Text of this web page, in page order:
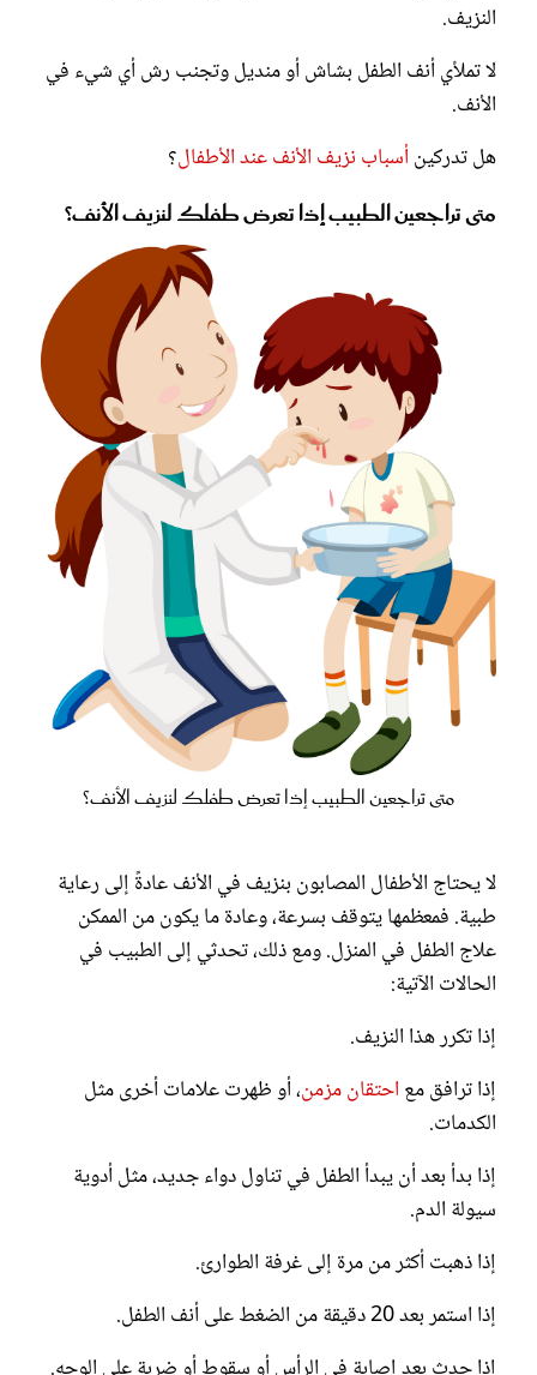
النزيف.
لا تملأي أنف الطفل بشاش أو منديل وتجنب رش أي شيء في
الأنف.
هل تدركينأسباب نزيف الأنف عند الأطفال؟
متى تراجعين الطبيب إذا تعرض طفلك لنزيف الأنف؟
متى تراجعين الطبيب إذا تعرض طفلك لنزيف الأنف؟
لا يحتاج الأطفال المصابون بنزيف في الأنف عادةً إلى رعاية
طبية. فمعظمها يتوقف بسرعة، وعادة ما يكون من الممكن
علاج الطفل في المنزل. ومع ذلك، تحدثي إلى الطبيب في
الحالات الآتية:
إذا تكرر هذا النزيف.
إذا ترافق مع احتقان مزمن، أو ظهرت علامات أخرى مثل
الكدمات.
إذا بدأ بعد أن يبدأ الطفل في تناول دواء جديد، مثل أدوية
سيولة الدم.
إذا ذهبت أكثر من مرة إلى غرفة الطوارئ.
إذا استمر بعد 20 دقيقة من الضغط على أنف الطفل.